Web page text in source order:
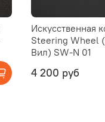
Искусственная
Steering Wheel
Вил) SW-N 01
4 200 руб